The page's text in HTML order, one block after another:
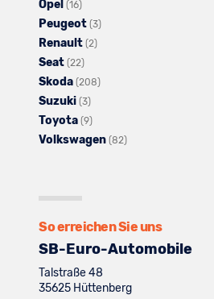
anzeigen
Nissan
anzeigen
von
Omoda
Opel (16)
Fahrzeuge
von
Opel
anzeigen
Peugeot (3)
Renault (2)
von
Seat (22)
Fahrzeuge
von
Seat
anzeigen
Skoda (208)
Skoda
Suzuki (3)
Fahrzeuge
von
Toyota (9)
Fahrzeuge
Volkswagen (82)
So erreichen Sie uns
SB-Euro-Automobile
Talstraße 48
35625 Hüttenberg